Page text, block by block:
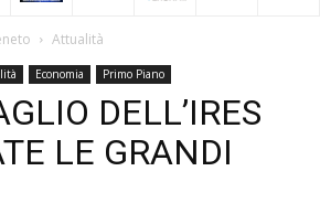
Veneto
Attualità
Economia Primo Piano
DELL’IRES
LE GRANDI